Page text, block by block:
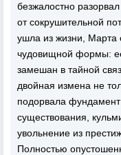
безжалостно
от сокрушительной
ушла из жизни, Марта
чудовищной формы:
замешан в тайной
двойная измена не
подорвала
существования,
увольнение из
Полностью